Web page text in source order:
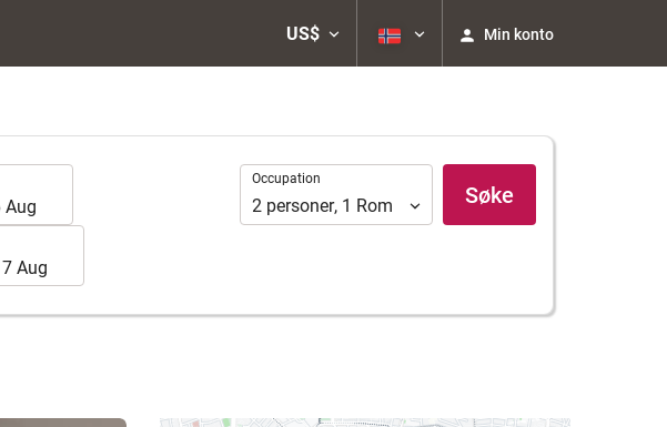
US$ Min konto
Occupation
Occupation
2 personer, 1 Rom Søke